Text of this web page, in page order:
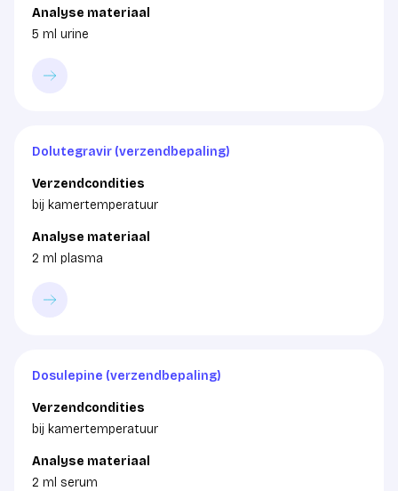
Analyse materiaal
5 ml urine
Dolutegravir (verzendbepaling)
Verzendcondities
bij kamertemperatuur
Analyse materiaal
2 ml plasma
Dosulepine (verzendbepaling)
Verzendcondities
bij kamertemperatuur
Analyse materiaal
2 ml serum